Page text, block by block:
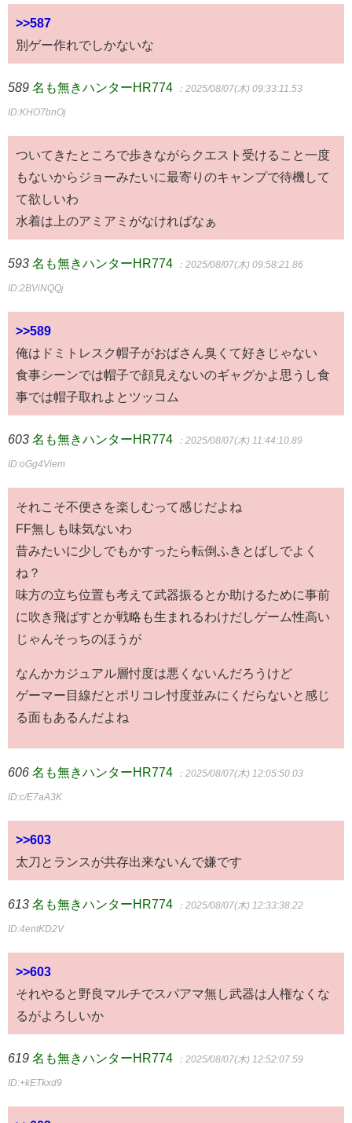
>>587
別ゲー作れでしかないな
589 名も無きハンターHR774 ：2025/08/07(木) 09:33:11.53
ID:KHO7bnOj
ついてきたところで歩きながらクエスト受けること一度
もないからジョーみたいに最寄りのキャンプで待機して
て欲しいわ
水着は上のアミアミがなければなぁ
593 名も無きハンターHR774 ：2025/08/07(木) 09:58:21.86
ID:2BViNQQj
>>589
俺はドミトレスク帽子がおばさん臭くて好きじゃない
食事シーンでは帽子で顔見えないのギャグかよ思うし食
事では帽子取れよとツッコム
603 名も無きハンターHR774 ：2025/08/07(木) 11:44:10.89
ID:oGg4Viem
それこそ不便さを楽しむって感じだよね
FF無しも味気ないわ
昔みたいに少しでもかすったら転倒ふきとばしでよく
ね？
味方の立ち位置も考えて武器振るとか助けるために事前
に吹き飛ばすとか戦略も生まれるわけだしゲーム性高い
じゃんそっちのほうが
なんかカジュアル層忖度は悪くないんだろうけど
ゲーマー目線だとポリコレ忖度並みにくだらないと感じ
る面もあるんだよね
606 名も無きハンターHR774 ：2025/08/07(木) 12:05:50.03
ID:c/E7aA3K
>>603
太刀とランスが共存出来ないんで嫌です
613 名も無きハンターHR774 ：2025/08/07(木) 12:33:38.22
ID:4entKD2V
>>603
それやると野良マルチでスパアマ無し武器は人権なくな
るがよろしいか
619 名も無きハンターHR774 ：2025/08/07(木) 12:52:07.59
ID:+kETkxd9